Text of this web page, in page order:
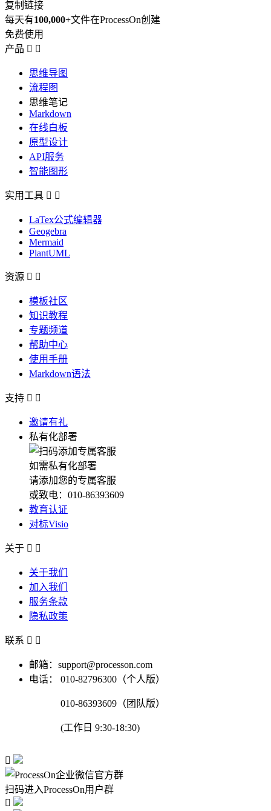
复制链接
每天有100,000+文件在ProcessOn创建
免费使用
产品  
思维导图
流程图
思维笔记
Markdown
在线白板
原型设计
API服务
智能图形
实用工具  
LaTex公式编辑器
Geogebra
Mermaid
PlantUML
资源  
模板社区
知识教程
专题频道
帮助中心
使用手册
Markdown语法
支持  
邀请有礼
私有化部署
如需私有化部署
请添加您的专属客服
或致电：010-86393609
教育认证
对标Visio
关于  
关于我们
加入我们
服务条款
隐私政策
联系  
邮箱：support@processon.com
电话：
010-82796300（个人版）
010-86393609（团队版）
(工作日 9:30-18:30)

扫码进入ProcessOn用户群
